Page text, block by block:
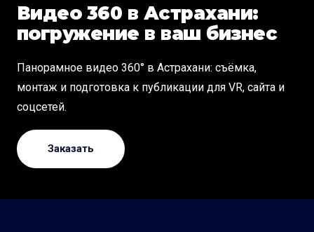
Видео 360 в Астрахани:
погружение в ваш бизнес
Панорамное видео 360° в Астрахани: съёмка,
монтаж и подготовка к публикации для VR, сайта и
соцсетей.
Заказать